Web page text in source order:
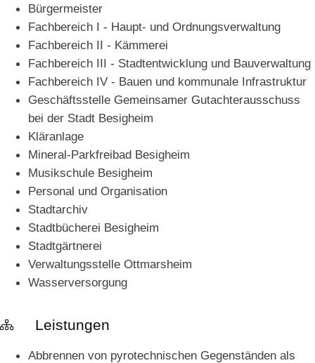
Bürgermeister
Fachbereich I - Haupt- und Ordnungsverwaltung
Fachbereich II - Kämmerei
Fachbereich III - Stadtentwicklung und Bauverwaltung
Fachbereich IV - Bauen und kommunale Infrastruktur
Geschäftsstelle Gemeinsamer Gutachterausschuss
bei der Stadt Besigheim
Kläranlage
Mineral-Parkfreibad Besigheim
Musikschule Besigheim
Personal und Organisation
Stadtarchiv
Stadtbücherei Besigheim
Stadtgärtnerei
Verwaltungsstelle Ottmarsheim
Wasserversorgung
Leistungen
Abbrennen von pyrotechnischen Gegenständen als